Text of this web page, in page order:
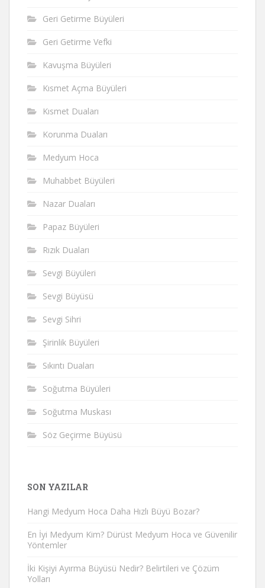
Geri Getirme Büyüleri
Geri Getirme Vefki
Kavuşma Büyüleri
Kısmet Açma Büyüleri
Kısmet Duaları
Korunma Duaları
Medyum Hoca
Muhabbet Büyüleri
Nazar Duaları
Papaz Büyüleri
Rızık Duaları
Sevgi Büyüleri
Sevgi Büyüsü
Sevgi Sihri
Şirinlik Büyüleri
Sıkıntı Duaları
Soğutma Büyüleri
Soğutma Muskası
Söz Geçirme Büyüsü
SON YAZILAR
Hangi Medyum Hoca Daha Hızlı Büyü Bozar?
En İyi Medyum Kim? Dürüst Medyum Hoca ve Güvenilir
Yöntemler
İki Kişiyi Ayırma Büyüsü Nedir? Belirtileri ve Çözüm
Yolları